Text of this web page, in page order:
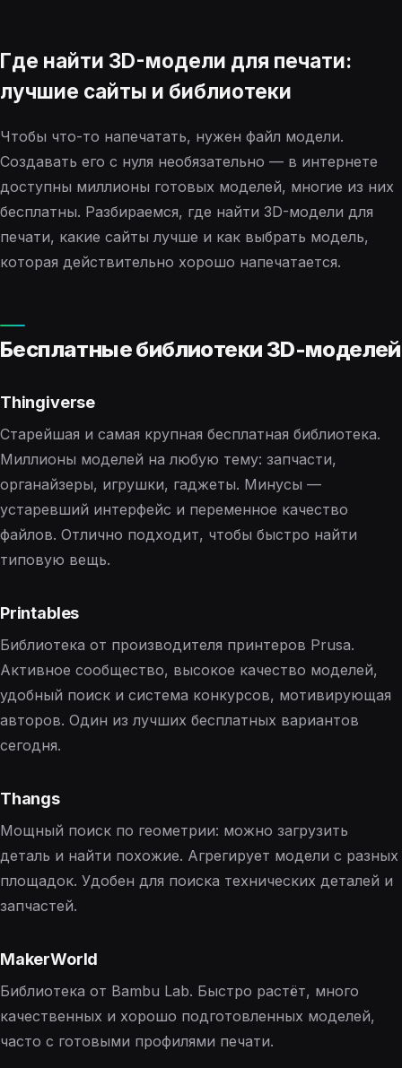
Где найти 3D-модели для печати:
лучшие сайты и библиотеки
Чтобы что-то напечатать, нужен файл модели.
Создавать его с нуля необязательно — в интернете
доступны миллионы готовых моделей, многие из них
бесплатны. Разбираемся, где найти 3D-модели для
печати, какие сайты лучше и как выбрать модель,
которая действительно хорошо напечатается.
Бесплатные библиотеки 3D-моделей
Thingiverse
Старейшая и самая крупная бесплатная библиотека.
Миллионы моделей на любую тему: запчасти,
органайзеры, игрушки, гаджеты. Минусы —
устаревший интерфейс и переменное качество
файлов. Отлично подходит, чтобы быстро найти
типовую вещь.
Printables
Библиотека от производителя принтеров Prusa.
Активное сообщество, высокое качество моделей,
удобный поиск и система конкурсов, мотивирующая
авторов. Один из лучших бесплатных вариантов
сегодня.
Thangs
Мощный поиск по геометрии: можно загрузить
деталь и найти похожие. Агрегирует модели с разных
площадок. Удобен для поиска технических деталей и
запчастей.
MakerWorld
Библиотека от Bambu Lab. Быстро растёт, много
качественных и хорошо подготовленных моделей,
часто с готовыми профилями печати.